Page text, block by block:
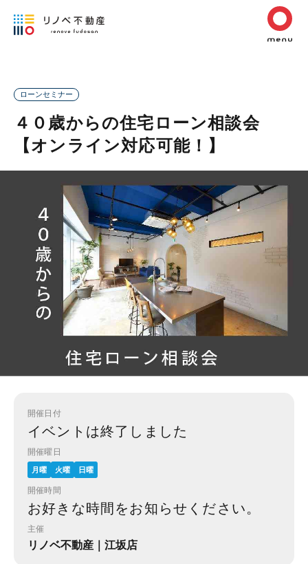
ローンセミナー
４０歳からの住宅ローン相談会
【オンライン対応可能！】
開催日付
イベントは終了しました
開催曜日
月曜 火曜 日曜
開催時間
お好きな時間をお知らせください。
主催
リノベ不動産｜江坂店